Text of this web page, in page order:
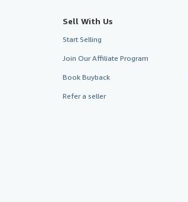
Sell With Us
Start Selling
Join Our Affiliate Program
Book Buyback
Refer a seller